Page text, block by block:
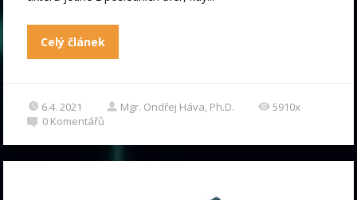
Celý článek
6.4. 2021 Mgr. Ondřej Háva, Ph.D.
5910x
0 Komentářů